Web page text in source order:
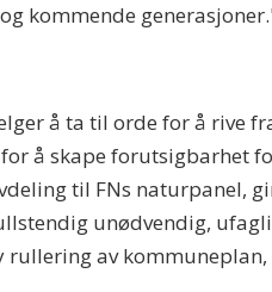
kommende
å ta til orde for å rive
å skape forutsigbarhet
til FNs naturpanel,
unødvendig,
av